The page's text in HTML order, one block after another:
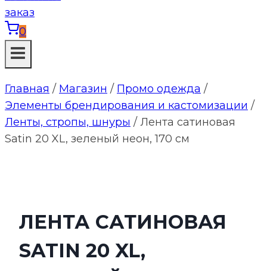
0
Главная / Магазин / Промо одежда /
Элементы брендирования и кастомизации /
Ленты, стропы, шнуры / Лента сатиновая
Satin 20 XL, зеленый неон, 170 см
ЛЕНТА САТИНОВАЯ
SATIN 20 XL,